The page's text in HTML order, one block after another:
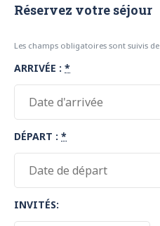
Réservez votre séjour
Les champs obligatoires sont suivis de
ARRIVÉE : *
DÉPART : *
INVITÉS: